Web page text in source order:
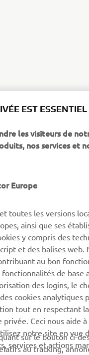
EST ESSENTIEL
les visiteurs de
nos services et
Europe
toutes les versions
ainsi que ses
y compris des
et des balises web.
au bon
de base
des logins, le
cookies analytiques
tout en respectant
Ceci nous aide
notre site en vue
services et actions
sur le bouton ci-
au tracking,